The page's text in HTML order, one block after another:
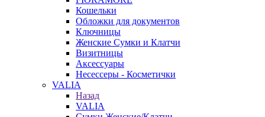
Кошельки
Обложки для документов
Ключницы
Женские Сумки и Клатчи
Визитницы
Аксессуары
Несессеры - Косметички
VALIA
Назад
VALIA